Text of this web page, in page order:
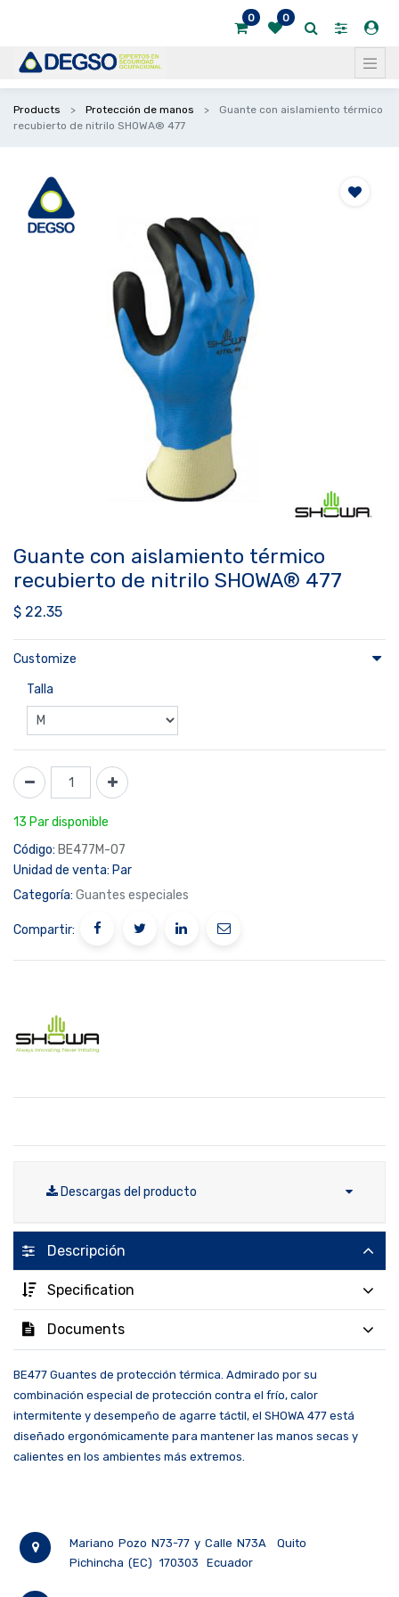
0 0
Products Protección de manos
Guante con aislamiento térmico
recubierto de nitrilo SHOWA® 477
Guante con aislamiento térmico
recubierto de nitrilo SHOWA® 477
$ 22.35
Customize
Talla
13 Par disponible
Código: BE477M-07
Unidad de venta: Par
Categoría: Guantes especiales
Compartir:
Descargas del producto
Descripción
Specification
Documents
BE477 Guantes de protección térmica. Admirado por su
combinación especial de protección contra el frío, calor
intermitente y desempeño de agarre táctil, el SHOWA 477 está
diseñado ergonómicamente para mantener las manos secas y
calientes en los ambientes más extremos.
Mariano Pozo N73-77 y Calle N73A
Quito
Pichincha (EC)
170303 Ecuador